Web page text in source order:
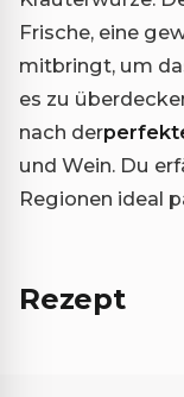
Frische, eine
mitbringt, um
es zu
nach der
und Wein. Du
Regionen ideal
Rezept